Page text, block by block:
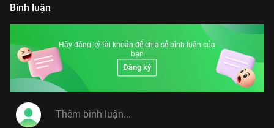
Bình luận
Hãy đăng ký tài khoản để chia sẻ bình luận của
bạn
Đăng ký